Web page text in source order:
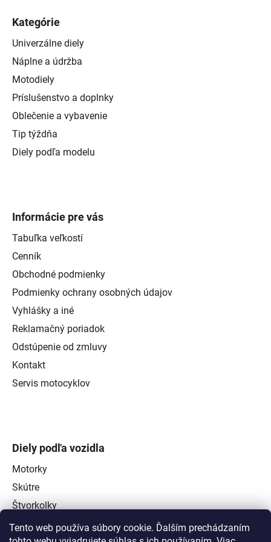
Tento web používa súbory cookie. Ďalším prechádzaním
Kategórie
Univerzálne diely
Náplne a údržba
Motodiely
Príslušenstvo a doplnky
Oblečenie a vybavenie
Tip týždňa
Diely podľa modelu
Informácie pre vás
Tabuľka veľkostí
Cenník
Obchodné podmienky
Podmienky ochrany osobných údajov
Vyhlášky a iné
Reklamačný poriadok
Odstúpenie od zmluvy
Kontakt
Servis motocyklov
Diely podľa vozidla
Motorky
Skútre
Štvorkolky